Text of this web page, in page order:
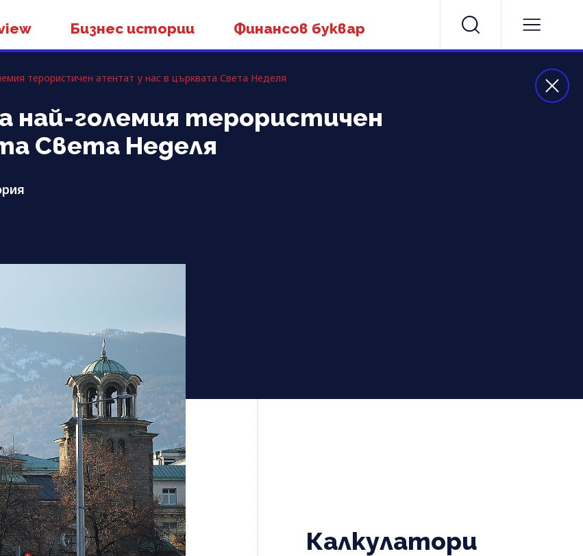
Бизнес истории Финансов буквар
терористичен атентат у нас в църквата Света Неделя
най-големия терористичен
Света Неделя
Калкулатори